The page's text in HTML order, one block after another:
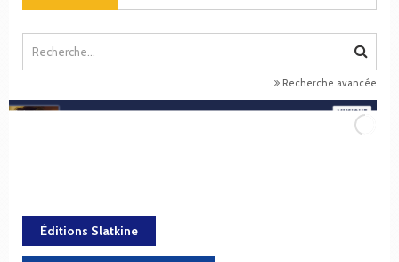
Recherche avancée
Éditions Slatkine